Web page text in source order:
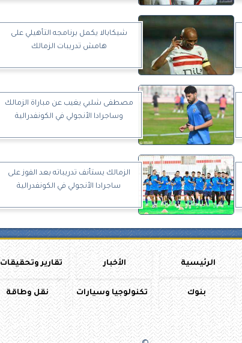
شيكابالا يكمل برنامجه التأهيلي على
هامش تدريبات الزمالك
مصطفى شلبي يغيب عن مباراة الزمالك
وساجرادا الأنجولي في الكونفدرالية
الزمالك يستأنف تدريباته بعد الفوز على
ساجرادا الأنجولي في الكونفدرالية
الرئيسية الأخبار تقارير وتحقيقات
بنوك تكنولوجيا وسيارات نقل وطاقة